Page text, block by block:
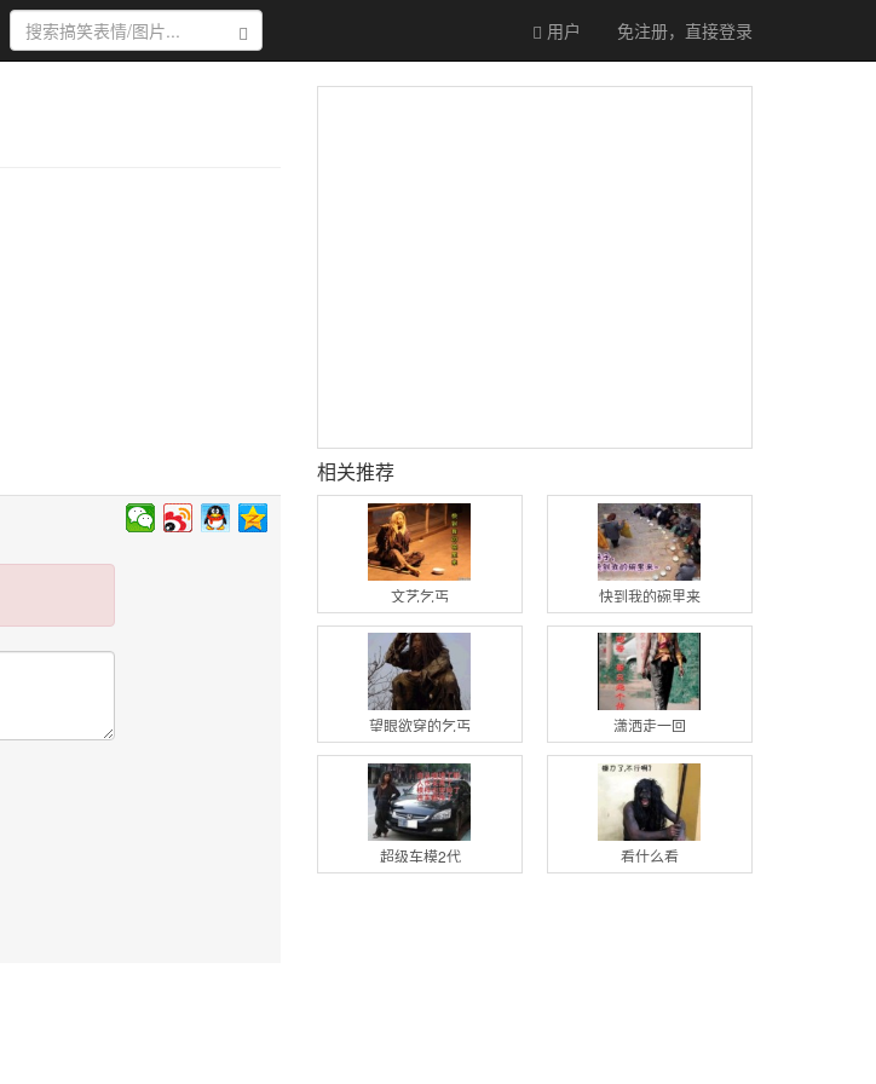
搜索 用户 免注册，直接登录
相关推荐
文艺乞丐 快到我的碗里来
望眼欲穿的乞丐 潇洒走一回
超级车模2代 看什么看